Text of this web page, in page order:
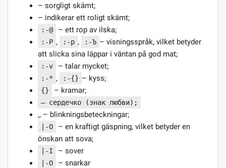
– sorgligt skämt;
– indikerar ett roligt skämt;
:-@ – ett rop av ilska;
:-P , :-p , :-Ъ – visningsspråk, vilket betyder
att slicka sina läppar i väntan på god mat;
:-v – talar mycket;
:-* , :-{} – kyss;
{} – kramar;
— сердечко (знак любви);
,, – blinkningsbeteckningar;
|-О
– en kraftigt gäspning, vilket betyder en
önskan att sova;
|-I – sover
|-O – snarkar